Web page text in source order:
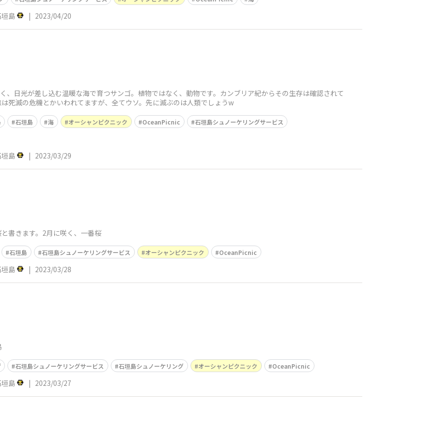
島 | 2023/04/20
、日光が差し込む温暖な海で育つサンゴ。植物ではなく、動物です。カンブリア紀からその生存は確認されて
死滅の危機とかいわれてますが、全てウソ。先に滅ぶのは人類でしょうw
石垣島 海 オーシャンピクニック OceanPicnic 石垣島シュノーケリングサービス
島 | 2023/03/29
書きます。2月に咲く、一番桜
石垣島 石垣島シュノーケリングサービス オーシャンピクニック OceanPicnic
島 | 2023/03/28
石垣島シュノーケリングサービス 石垣島シュノーケリング オーシャンピクニック OceanPicnic
島 | 2023/03/27